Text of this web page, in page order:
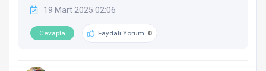
19 Mart 2025 02:06
Cevapla Faydalı Yorum 0